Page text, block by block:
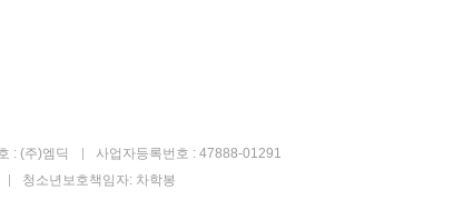
: (주)엠딕
사업자등록번호 : 47888-01291
청소년보호책임자: 차학봉